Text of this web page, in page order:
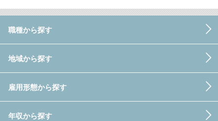
職種から探す
地域から探す
雇用形態から探す
年収から探す